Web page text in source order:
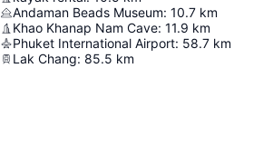
Andaman Beads Museum: 10.7 km
Khao Khanap Nam Cave: 11.9 km
Phuket International Airport: 58.7 km
Lak Chang: 85.5 km